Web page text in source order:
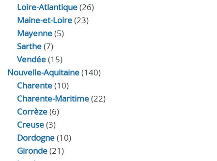
Loire-Atlantique(26)
Maine-et-Loire(23)
Mayenne(5)
Sarthe(7)
Vendée(15)
Nouvelle-Aquitaine(140)
Charente(10)
Charente-Maritime(22)
Corrèze(6)
Creuse(3)
Dordogne(10)
Gironde(21)